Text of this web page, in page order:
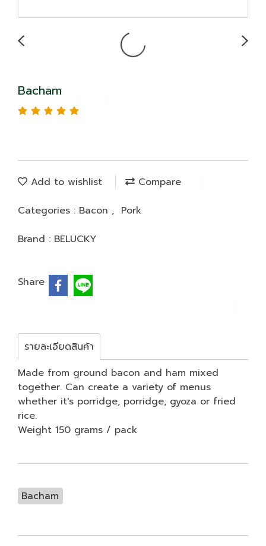
Bacham
Add to wishlist
Compare
Categories : Bacon , Pork
Brand : BELUCKY
Share
รายละเอียดสินค้า
Made from ground bacon and ham mixed
together. Can create a variety of menus
whether it's porridge, porridge, gyoza or fried
rice.
Weight 150 grams / pack
Bacham